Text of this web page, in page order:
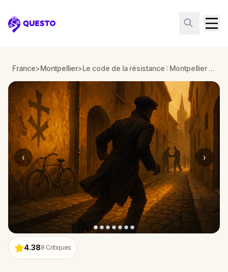
Questo
France>Montpellier> Le code de la résistance : Montpellier 1944
‹ ›
4.388 Critiques